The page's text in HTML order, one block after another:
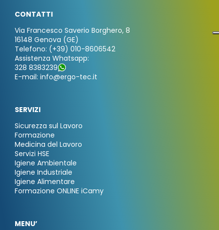
CONTATTI
Via Francesco Saverio Borghero, 8
16148 Genova (GE)
Telefono: (+39) 010-8606542
Assistenza Whatsapp:
328 8383239
E-mail: info@ergo-tec.it
SERVIZI
Sicurezza sul Lavoro
Formazione
Medicina del Lavoro
Servizi HSE
Igiene Ambientale
Igiene Industriale
Igiene Alimentare
Formazione ONLINE iCamy
MENU’